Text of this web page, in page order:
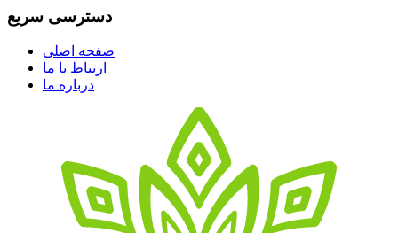
دسترسی سریع
صفحه اصلی
ارتباط با ما
درباره ما